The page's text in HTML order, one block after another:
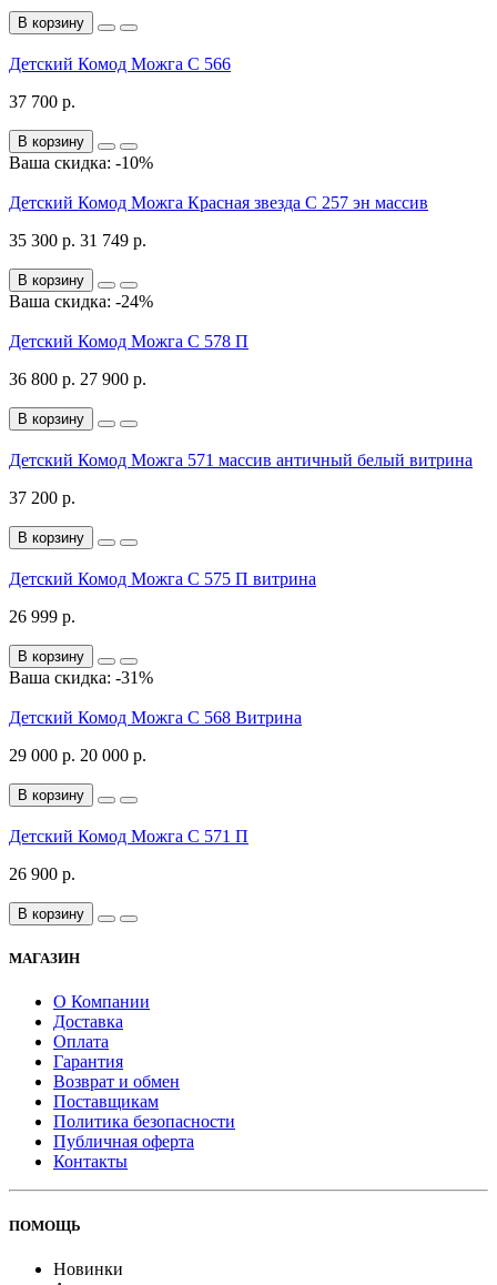
В корзину
Детский Комод Можга С 566
37 700 р.
В корзину
Ваша скидка: -10%
Детский Комод Можга Красная звезда С 257 эн массив
35 300 р. 31 749 р.
В корзину
Ваша скидка: -24%
Детский Комод Можга С 578 П
36 800 р. 27 900 р.
В корзину
Детский Комод Можга 571 массив античный белый витрина
37 200 р.
В корзину
Детский Комод Можга C 575 П витрина
26 999 р.
В корзину
Ваша скидка: -31%
Детский Комод Можга С 568 Витрина
29 000 р. 20 000 р.
В корзину
Детский Комод Можга С 571 П
26 900 р.
В корзину
МАГАЗИН
О Компании
Доставка
Оплата
Гарантия
Возврат и обмен
Поставщикам
Политика безопасности
Публичная оферта
Контакты
ПОМОЩЬ
Новинки